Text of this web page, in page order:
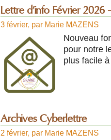
Lettre d’info Février
3 février, par Marie MAZENS
Nouveau
pour notre
plus facile
Archives Cyberlettre
2 février, par Marie MAZENS